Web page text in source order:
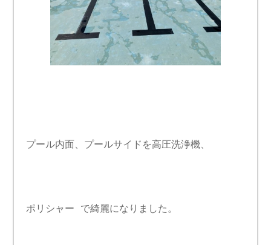
プール内面、プールサイドを高圧洗浄機、
ポリシャー で綺麗になりました。